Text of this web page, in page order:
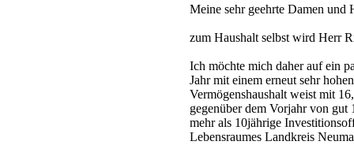
Meine sehr geehrte Damen und
zum Haushalt selbst wird Herr
Ich möchte mich daher auf ein
Jahr mit einem erneut sehr
Vermögenshaushalt weist mit
gegenüber dem Vorjahr von gut
mehr als 10jährige
Lebensraumes Landkreis